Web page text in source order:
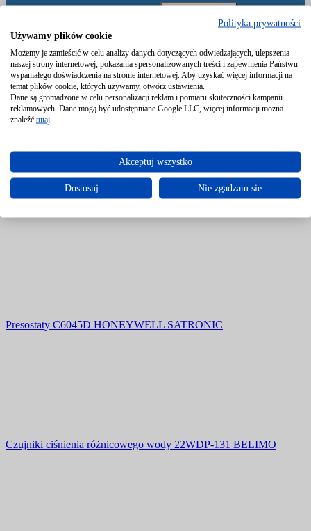
Produkty pokrewne
Presostaty C6045D HONEYWELL SATRONIC
Czujniki ciśnienia różnicowego wody 22WDP-131 BELIMO
Polityka prywatności
Używamy plików cookie
Możemy je zamieścić w celu analizy danych dotyczących odwiedzających, ulepszenia
naszej strony internetowej, pokazania spersonalizowanych treści i zapewnienia Państwu
wspaniałego doświadczenia na stronie internetowej. Aby uzyskać więcej informacji na
temat plików cookie, których używamy, otwórz ustawienia.
Dane są gromadzone w celu personalizacji reklam i pomiaru skuteczności kampanii
reklamowych. Dane mogą być udostępniane Google LLC, więcej informacji można
znaleźć tutaj
Akceptuj wszystko
Dostosuj Nie zgadzam się